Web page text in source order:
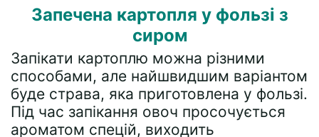
Запечена картопля у фользі з
сиром
Запікати картоплю можна різними
способами, але найшвидшим варіантом
буде страва, яка приготовлена у фользі.
Під час запікання овоч просочується
ароматом спецій, виходить